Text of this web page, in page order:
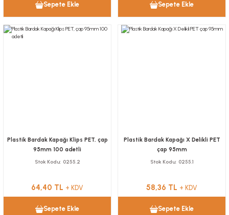
Sepete Ekle Sepete Ekle
Plastik Bardak Kapağı Klips PET, çap
95mm 100 adetli
Stok Kodu 0255.2
64,40 TL + KDV
Sepete Ekle
Plastik Bardak Kapağı X Delikli PET
çap 95mm
Stok Kodu 0255.1
58,36 TL + KDV
Sepete Ekle